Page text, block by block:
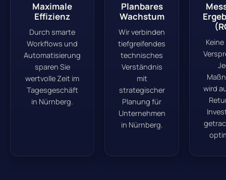
Maximale
Effizienz
Durch smarte
Workflows und
Automatisierung
sparen Sie
wertvolle Zeit im
Tagesgeschäft
in Nürnberg.
Planbares
Wachstum
Wir verbinden
tiefgreifendes
technisches
Verständnis
mit
strategischer
Planung für
Unternehmen
in Nürnberg.
wird